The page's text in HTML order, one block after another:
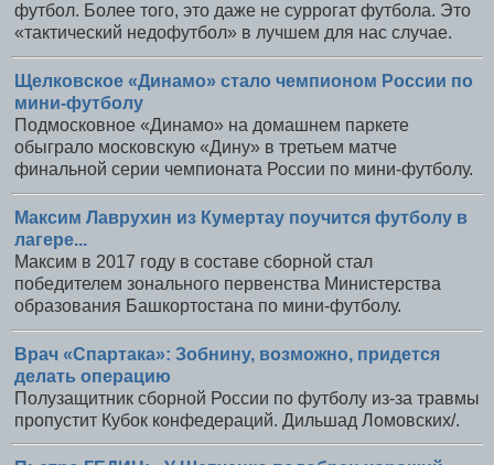
футбол. Более того, это даже не суррогат футбола. Это
«тактический недофутбол» в лучшем для нас случае.
Щелковское «Динамо» стало чемпионом России по
мини-футболу
Подмосковное «Динамо» на домашнем паркете
обыграло московскую «Дину» в третьем матче
финальной серии чемпионата России по мини-футболу.
Максим Лаврухин из Кумертау поучится футболу в
лагере...
Максим в 2017 году в составе сборной стал
победителем зонального первенства Министерства
образования Башкортостана по мини-футболу.
Врач «Спартака»: Зобнину, возможно, придется
делать операцию
Полузащитник сборной России по футболу из-за травмы
пропустит Кубок конфедераций. Дильшад Ломовских/.